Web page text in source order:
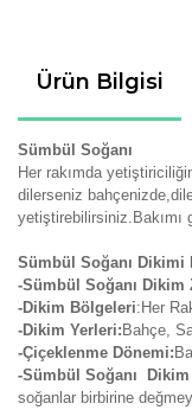
Ürün Bilgisi
Sümbül Soğanı
Her rakımda
dilerseniz
yetiştirebilirsiniz.Bakımı
Sümbül Soğanı Dikimi
-Sümbül Soğanı Dikim
-Dikim Bölgeleri:Her
-Dikim Yerleri: Bahçe,
-Çiçeklenme Dönemi:
-Sümbül Soğanı Dikim
soğanlar birbirine